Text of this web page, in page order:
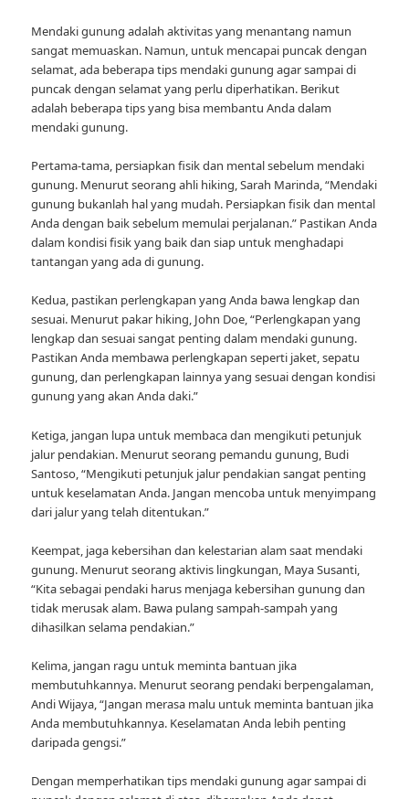
Mendaki gunung adalah aktivitas yang menantang namun
sangat memuaskan. Namun, untuk mencapai puncak dengan
selamat, ada beberapa tips mendaki gunung agar sampai di
puncak dengan selamat yang perlu diperhatikan. Berikut
adalah beberapa tips yang bisa membantu Anda dalam
mendaki gunung.
Pertama-tama, persiapkan fisik dan mental sebelum mendaki
gunung. Menurut seorang ahli hiking, Sarah Marinda, “Mendaki
gunung bukanlah hal yang mudah. Persiapkan fisik dan mental
Anda dengan baik sebelum memulai perjalanan.” Pastikan Anda
dalam kondisi fisik yang baik dan siap untuk menghadapi
tantangan yang ada di gunung.
Kedua, pastikan perlengkapan yang Anda bawa lengkap dan
sesuai. Menurut pakar hiking, John Doe, “Perlengkapan yang
lengkap dan sesuai sangat penting dalam mendaki gunung.
Pastikan Anda membawa perlengkapan seperti jaket, sepatu
gunung, dan perlengkapan lainnya yang sesuai dengan kondisi
gunung yang akan Anda daki.”
Ketiga, jangan lupa untuk membaca dan mengikuti petunjuk
jalur pendakian. Menurut seorang pemandu gunung, Budi
Santoso, “Mengikuti petunjuk jalur pendakian sangat penting
untuk keselamatan Anda. Jangan mencoba untuk menyimpang
dari jalur yang telah ditentukan.”
Keempat, jaga kebersihan dan kelestarian alam saat mendaki
gunung. Menurut seorang aktivis lingkungan, Maya Susanti,
“Kita sebagai pendaki harus menjaga kebersihan gunung dan
tidak merusak alam. Bawa pulang sampah-sampah yang
dihasilkan selama pendakian.”
Kelima, jangan ragu untuk meminta bantuan jika
membutuhkannya. Menurut seorang pendaki berpengalaman,
Andi Wijaya, “Jangan merasa malu untuk meminta bantuan jika
Anda membutuhkannya. Keselamatan Anda lebih penting
daripada gengsi.”
Dengan memperhatikan tips mendaki gunung agar sampai di